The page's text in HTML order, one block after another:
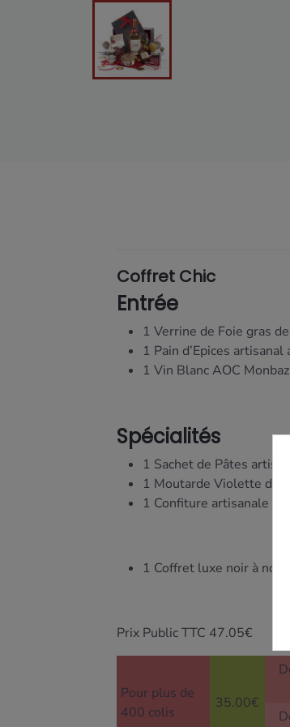
Coffret Chic
Entrée
1 Verrine de Foie gras
1 Pain d’Epices
1 Vin Blanc AOC
Spécialités
1 Sachet de Pâtes
1 Moutarde Violette de
1 Confiture artisanale
1 Coffret luxe noir à
Prix Public TTC 47.05€
Pour plus de
400 colis
35.00€